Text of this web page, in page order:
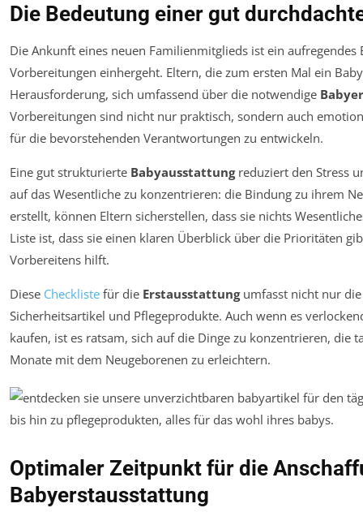
Die Bedeutung einer gut
Die Ankunft eines neuen Familienmitglieds ist ein
Vorbereitungen einhergeht. Eltern, die zum ersten Mal ein
Herausforderung, sich umfassend über die notwendige
Vorbereitungen sind nicht nur praktisch, sondern auch
für die bevorstehenden Verantwortungen zu entwickeln.
Eine gut strukturierte Babyausstattungreduziert den Stress
auf das Wesentliche zu konzentrieren: die Bindung zu ihrem
erstellt, können Eltern sicherstellen, dass sie nichts
Liste ist, dass sie einen klaren Überblick über die Prioritäten
Vorbereitens hilft.
Diese Checkliste für die Erstausstattungumfasst nicht nur die
Sicherheitsartikel und Pflegeprodukte. Auch wenn es
kaufen, ist es ratsam, sich auf die Dinge zu konzentrieren, die
Monate mit dem Neugeborenen zu erleichtern.
Optimaler Zeitpunkt für die
Babyerstausstattung